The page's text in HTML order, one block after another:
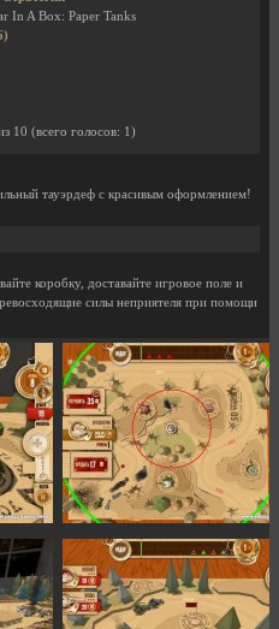
In A Box: Paper Tanks
10 (всего голосов: 1)
тауэрдеф с красивым оформлением!
коробку, доставайте игровое поле и
силы неприятеля при помощи